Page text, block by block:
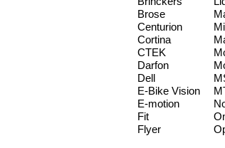
Brose
Centurion
Cortina
CTEK
Darfon
Dell
E-Bike Vision
E-motion
Fit
Flyer